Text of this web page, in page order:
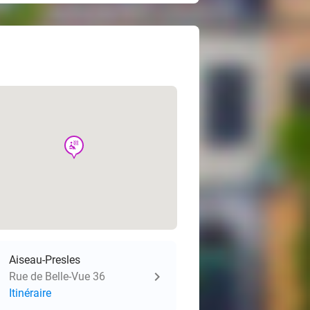
wellness
Aiseau-Presles
Rue de Belle-Vue 36
Itinéraire